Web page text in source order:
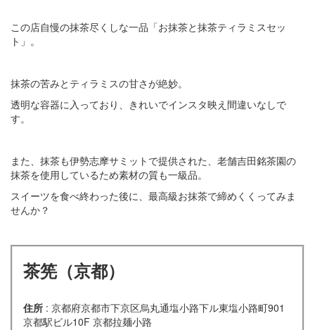
この店自慢の抹茶尽くしな一品「お抹茶と抹茶ティラミスセッ
ト」。
抹茶の苦みとティラミスの甘さが絶妙。
透明な容器に入っており、きれいでインスタ映え間違いなしで
す。
また、抹茶も伊勢志摩サミットで提供された、老舗吉田銘茶園の
抹茶を使用しているため素材の質も一級品。
スイーツを食べ終わった後に、最高級お抹茶で締めくくってみま
せんか？
茶筅（京都）
住所 : 京都府京都市下京区烏丸通塩小路下ル東塩小路町901
京都駅ビル10F 京都拉麺小路